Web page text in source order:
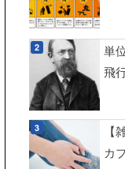
単
飛
カ